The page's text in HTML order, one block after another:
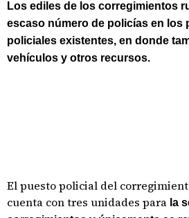
Los ediles de los corregimientos
escaso número de policías en los
policiales existentes, en donde
vehículos y otros recursos.
El puesto policial del
cuenta con tres unidades para la